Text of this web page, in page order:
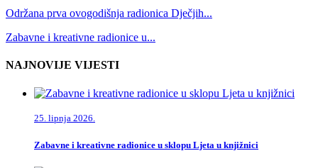
Održana prva ovogodišnja radionica Dječjih...
Zabavne i kreativne radionice u...
NAJNOVIJE VIJESTI
25. lipnja 2026.
Zabavne i kreativne radionice u sklopu Ljeta u knjižnici